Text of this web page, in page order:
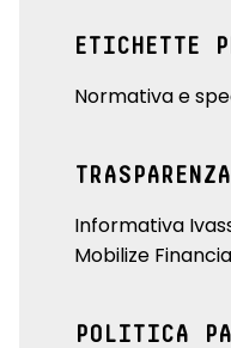
ETICHETTE
Normativa e
Informativa
Mobilize
POLITICA